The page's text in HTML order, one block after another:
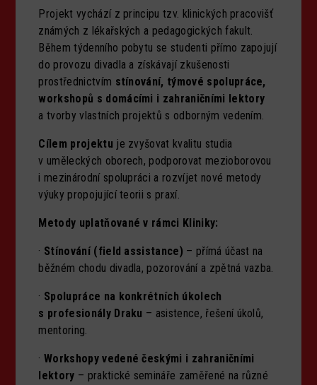
Projekt vychází z principu tzv. klinických pracovišť
známých z lékařských a pedagogických fakult.
Během týdenního pobytu se studenti přímo zapojují
do provozu divadla a získávají zkušenosti
prostřednictvím stínování, týmové spolupráce,
workshopů s domácími i zahraničními lektory
a tvorby vlastních projektů s odborným vedením.
Cílem projektu je zvyšovat kvalitu studia
v uměleckých oborech, podporovat mezioborovou
i mezinárodní spolupráci a rozvíjet nové metody
výuky propojující teorii s praxí.
Metody uplatňované v rámci Kliniky:
· Stínování (field assistance) – přímá účast na
běžném chodu divadla, pozorování a zpětná vazba.
· Spolupráce na konkrétních úkolech
s profesionály Draku – asistence, řešení úkolů,
mentoring.
·Workshopy vedené českými i zahraničními
lektory – praktické semináře zaměřené na různé